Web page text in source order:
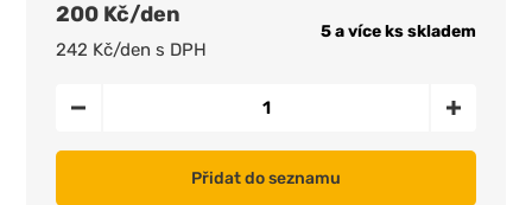
200 Kč/den
242 Kč/den s DPH
5 a více ks skladem
Přidat do seznamu